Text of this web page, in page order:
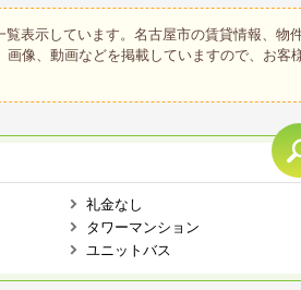
表示しています。名古屋市の賃貸情報、物
像、動画などを掲載していますので、お客
礼金なし
タワーマンション
ユニットバス